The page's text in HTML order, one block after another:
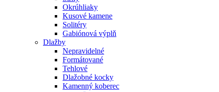
Okrúhliaky
Kusové kamene
Solitéry
Gabiónová výplň
Dlažby
Nepravidelné
Formátované
Tehlové
Dlažobné kocky
Kamenný koberec